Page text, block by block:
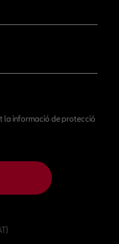
la informació de protecció